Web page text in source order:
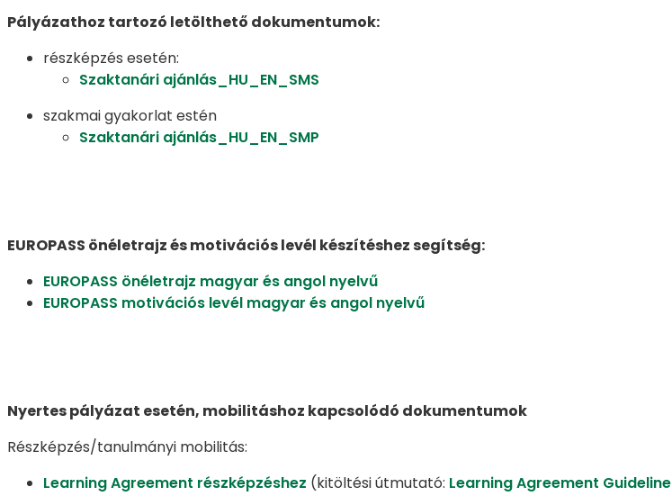
Pályázathoz tartozó letölthető dokumentumok:
részképzés esetén:
Szaktanári ajánlás_HU_EN_SMS
szakmai gyakorlat estén
Szaktanári ajánlás_HU_EN_SMP
EUROPASS önéletrajz és motivációs levél készítéshez segítség:
EUROPASS önéletrajz magyar és angol nyelvű
EUROPASS motivációs levél magyar és angol nyelvű
Nyertes pályázat esetén, mobilitáshoz kapcsolódó dokumentumok
Részképzés/tanulmányi mobilitás:
Learning Agreement részképzéshez (kitöltési útmutató: Learning Agreement Guideline